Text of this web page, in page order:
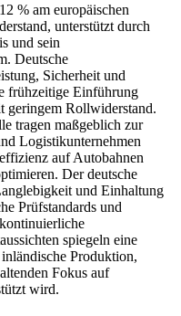
% am europäischen
unterstützt durch
und sein
Deutsche
Sicherheit und
frühzeitige Einführung
geringem Rollwiderstand.
tragen maßgeblich zur
Logistikunternehmen
auf Autobahnen
Der deutsche
und Einhaltung
Prüfstandards und
spiegeln eine
Produktion,
Fokus auf
wird.